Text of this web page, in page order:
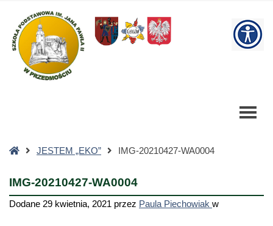
20210427-
WA0004
Szkoła
Podstawowa
StronaJESTEM „EKO” IMG-20210427-WA0004
IMG-20210427-WA0004
Dodane 29 kwietnia, 2021 przez Paula Piechowiak w